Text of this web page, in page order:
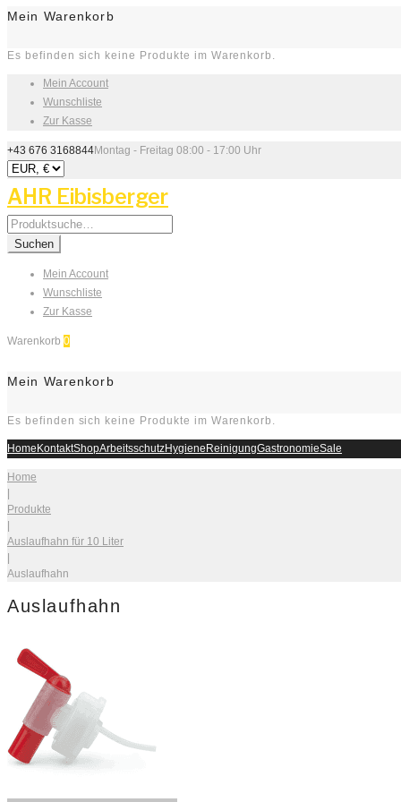
Mein Warenkorb
Es befinden sich keine Produkte im Warenkorb.
Mein Account
Wunschliste
Zur Kasse
+43 676 3168844Montag - Freitag 08:00 - 17:00 Uhr
AHR Eibisberger
Search
for:
Suchen
Mein Account
Wunschliste
Zur Kasse
Warenkorb 0
Mein Warenkorb
Es befinden sich keine Produkte im Warenkorb.
HomeKontaktShopArbeitsschutzHygieneReinigungGastronomieSale
Home
|
Produkte
|
Auslaufhahn für 10 Liter
|
Auslaufhahn
Auslaufhahn